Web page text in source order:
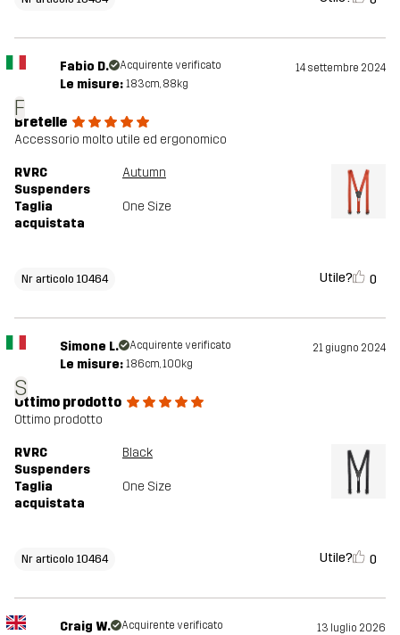
F
Fabio D. Acquirente verificato 14 settembre 2024
Le misure: 183cm, 88kg
Bretelle
Accessorio molto utile ed ergonomico
RVRC
Suspenders
Autumn
Taglia
acquistata
One Size
Nr articolo 10464 Utile? 0
S
Simone L. Acquirente verificato 21 giugno 2024
Le misure: 186cm, 100kg
Ottimo prodotto
Ottimo prodotto
RVRC
Suspenders
Black
Taglia
acquistata
One Size
Nr articolo 10464 Utile? 0
Craig W. Acquirente verificato 13 luglio 2026